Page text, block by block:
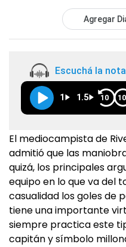
Agregar
Escuchá la
1 1.5 10 10
El mediocampista de
admitió que las
quizá, los principales
equipo en lo que va del
casualidad los goles de
tiene una importante
siempre practica este
capitán y símbolo